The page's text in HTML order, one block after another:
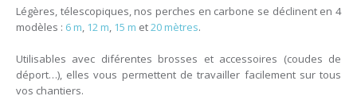
Légères, télescopiques, nos perches en carbone se déclinent en 4
modèles : 6 m, 12 m, 15 m et20 mètres.
Utilisables avec diférentes brosses et accessoires (coudes de
déport…), elles vous permettent de travailler facilement sur tous
vos chantiers.